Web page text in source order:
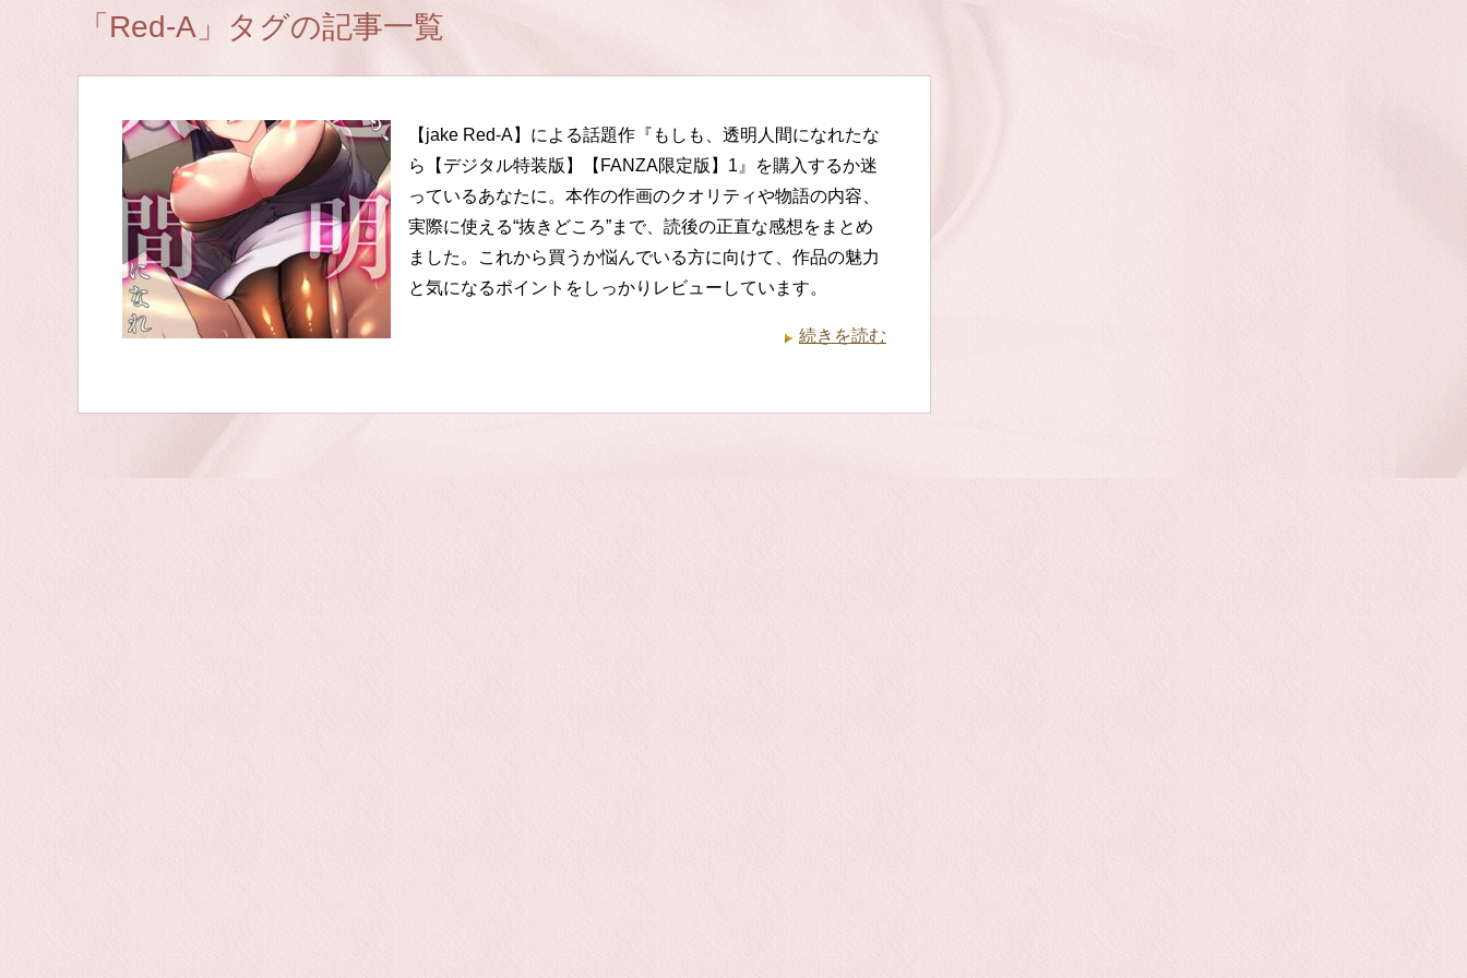
「Red-A」タグの記事一覧
【jake Red-A】による話題作『もしも、透明人間になれたな
ら【デジタル特装版】【FANZA限定版】1』を購入するか迷
っているあなたに。本作の作画のクオリティや物語の内容、
実際に使える“抜きどころ”まで、読後の正直な感想をまとめ
ました。これから買うか悩んでいる方に向けて、作品の魅力
と気になるポイントをしっかりレビューしています。
続きを読む